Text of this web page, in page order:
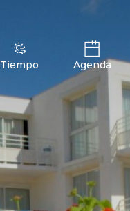
Tiempo Agenda